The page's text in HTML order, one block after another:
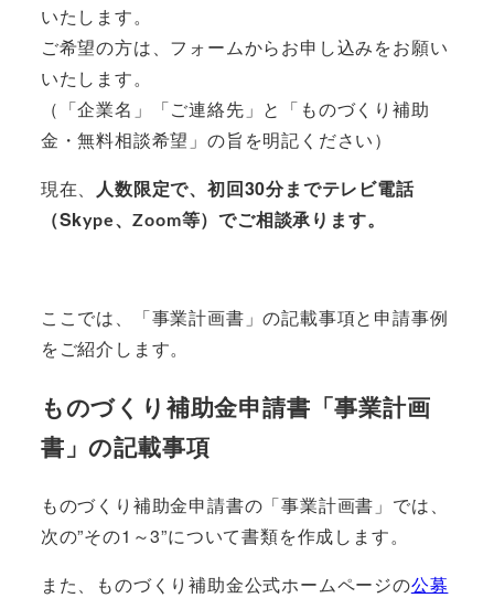
いたします。
ご希望の方は、フォームからお申し込みをお願い
いたします。
（「企業名」「ご連絡先」と「ものづくり補助
金・無料相談希望」の旨を明記ください）
現在、 人数限定で、初回30分までテレビ電話
（Skype、Zoom等）でご相談承ります。
ここでは、「事業計画書」の記載事項と申請事例
をご紹介します。
ものづくり補助金申請書「事業計画
書」の記載事項
ものづくり補助金申請書の「事業計画書」では、
次の”その1～3”について書類を作成します。
また、ものづくり補助金公式ホームページの公募